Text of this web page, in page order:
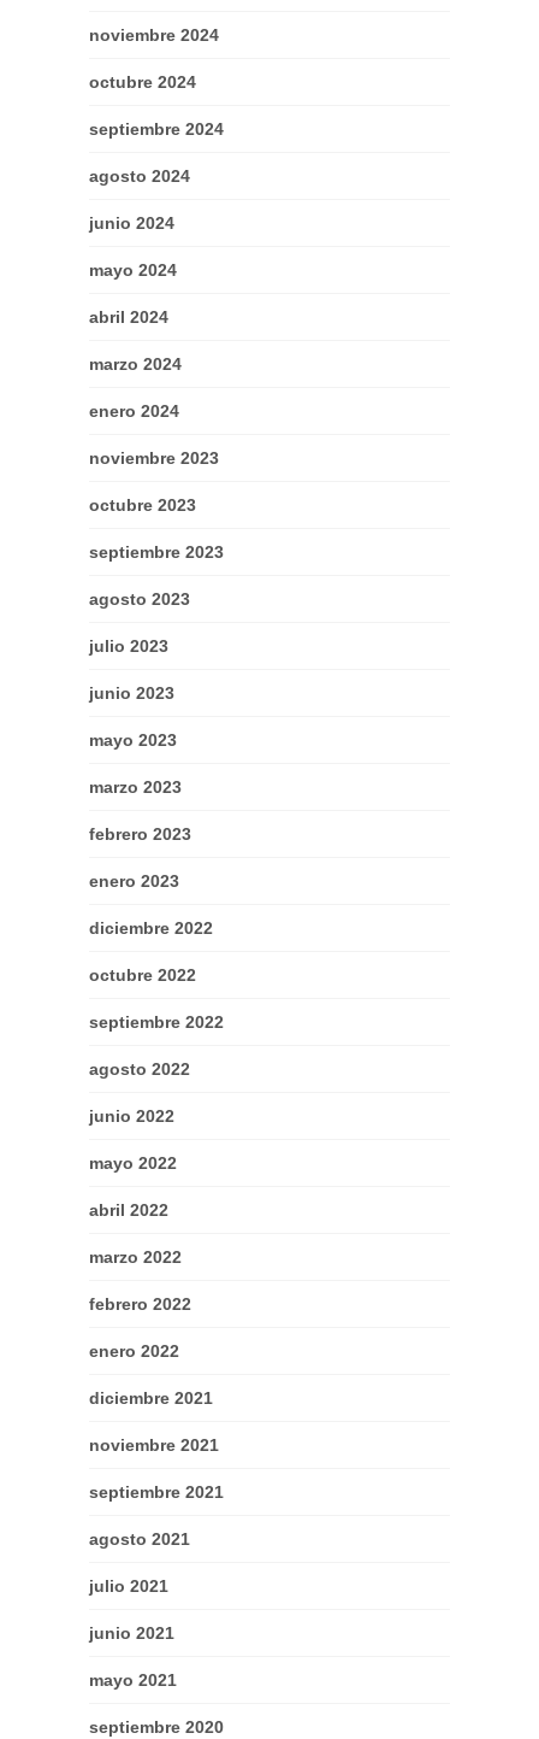
noviembre 2024
octubre 2024
septiembre 2024
agosto 2024
junio 2024
mayo 2024
abril 2024
marzo 2024
enero 2024
noviembre 2023
octubre 2023
septiembre 2023
agosto 2023
julio 2023
junio 2023
mayo 2023
marzo 2023
febrero 2023
enero 2023
diciembre 2022
octubre 2022
septiembre 2022
agosto 2022
junio 2022
mayo 2022
abril 2022
marzo 2022
febrero 2022
enero 2022
diciembre 2021
noviembre 2021
septiembre 2021
agosto 2021
julio 2021
junio 2021
mayo 2021
septiembre 2020